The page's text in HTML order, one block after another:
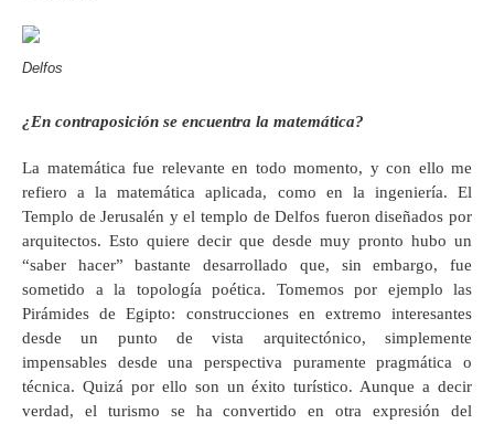
Delfos
¿En contraposición se encuentra la matemática?
La matemática fue relevante en todo momento, y con ello me
refiero a la matemática aplicada, como en la ingeniería. El
Templo de Jerusalén y el templo de Delfos fueron diseñados por
arquitectos. Esto quiere decir que desde muy pronto hubo un
“saber hacer” bastante desarrollado que, sin embargo, fue
sometido a la topología poética. Tomemos por ejemplo las
Pirámides de Egipto: construcciones en extremo interesantes
desde un punto de vista arquitectónico, simplemente
impensables desde una perspectiva puramente pragmática o
técnica. Quizá por ello son un éxito turístico. Aunque a decir
verdad, el turismo se ha convertido en otra expresión del